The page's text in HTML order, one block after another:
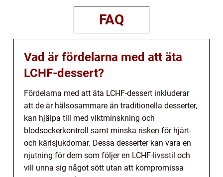
FAQ
Vad är fördelarna med att äta
LCHF-dessert?
Fördelarna med att äta LCHF-dessert inkluderar
att de är hälsosammare än traditionella desserter,
kan hjälpa till med viktminskning och
blodsockerkontroll samt minska risken för hjärt-
och kärlsjukdomar. Dessa desserter kan vara en
njutning för dem som följer en LCHF-livsstil och
vill unna sig något sött utan att kompromissa